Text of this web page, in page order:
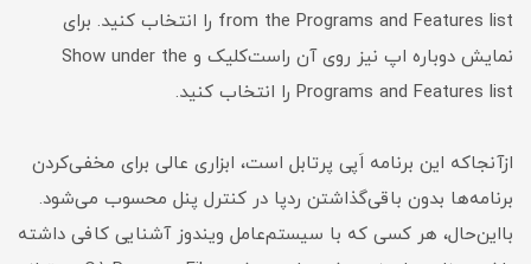
from the Programs and Features list را انتخاب کنید. برای
نمایش دوباره اپ نیز روی آن راست‌کلیک و Show under the
Programs and Features list را انتخاب کنید.
ازآنجاکه این برنامه اَپی پرتابل است، ابزاری عالی برای مخفی‌کردن
برنامه‌ها بدون باقی‌گذاشتن ردپا در کنترل پنل محسوب می‌شود.
با‌این‌حال‌، هر کسی که با سیستم‌عامل ویندوز آشنایی کافی داشته